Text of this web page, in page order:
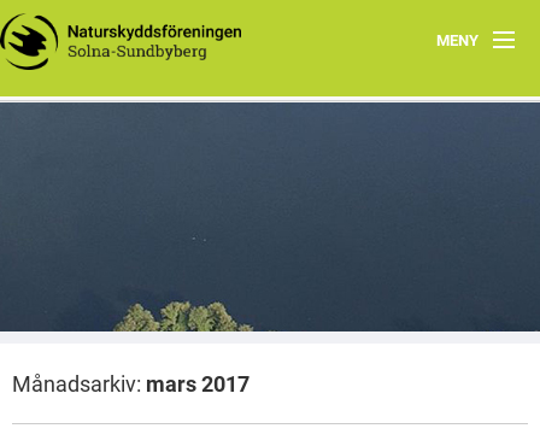
MENY
Hem
Dokument
Månadsarkiv: mars 2017